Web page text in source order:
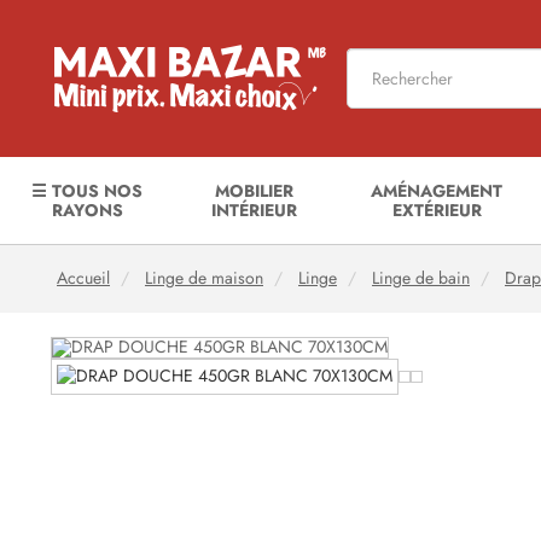
☰ TOUS NOS
RAYONS
MOBILIER
INTÉRIEUR
AMÉNAGEMENT
EXTÉRIEUR
Accueil Linge de maison Linge Linge de bain